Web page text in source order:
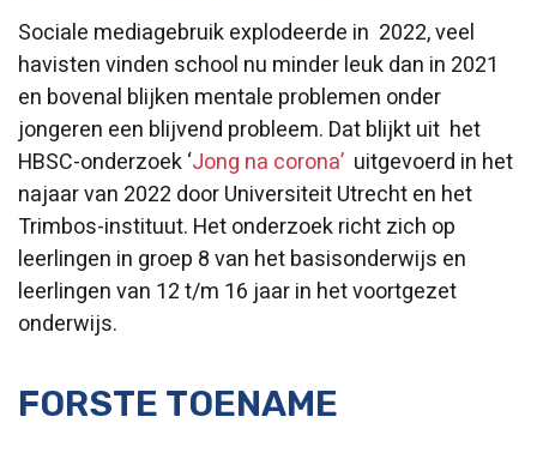
Sociale mediagebruik explodeerde in 2022, veel
havisten vinden school nu minder leuk dan in 2021
en bovenal blijken mentale problemen onder
jongeren een blijvend probleem. Dat blijkt uit het
HBSC-onderzoek ‘Jong na corona’ uitgevoerd in het
najaar van 2022 door Universiteit Utrecht en het
Trimbos-instituut. Het onderzoek richt zich op
leerlingen in groep 8 van het basisonderwijs en
leerlingen van 12 t/m 16 jaar in het voortgezet
onderwijs.
FORSTE TOENAME